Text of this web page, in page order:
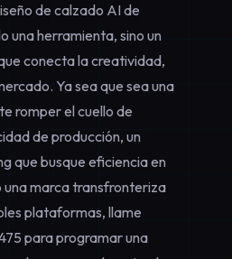
de calzado AI de
una herramienta, sino un
conecta la creatividad,
Ya sea que sea una
romper el cuello de
de producción, un
que busque eficiencia en
una marca transfronteriza
plataformas, llame
para programar una